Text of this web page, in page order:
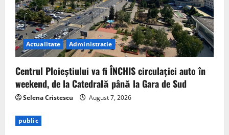
Actualitate Administratie
Centrul Ploieștiului va fi ÎNCHIS circulației auto în
weekend, de la Catedrală până la Gara de Sud
Selena Cristescu August 7, 2026
public